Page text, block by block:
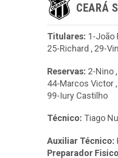
CEARÁ
Titulares: 1-João
25-Richard , 29-
Reservas: 2-Nino ,
44-Marcos Victor ,
99-Iury Castilho
Técnico: Tiago
Auxiliar Técnico:
Preparador